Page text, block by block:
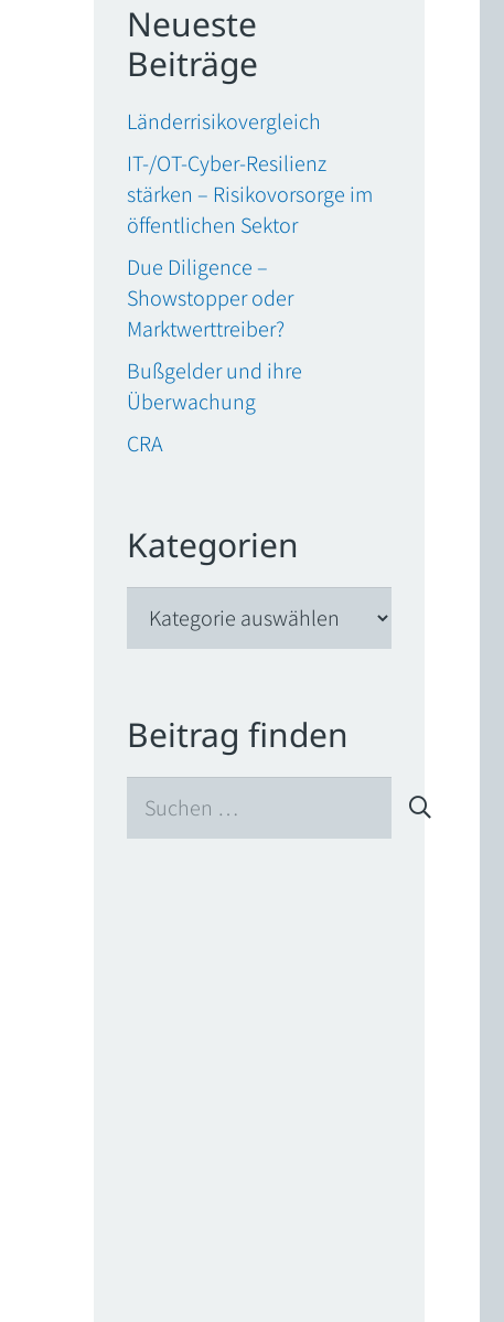
Neueste
Beiträge
Länderrisikovergleich
IT-/OT-Cyber-Resilienz
stärken – Risikovorsorge im
öffentlichen Sektor
Due Diligence –
Showstopper oder
Marktwerttreiber?
Bußgelder und ihre
Überwachung
CRA
Kategorien
Beitrag finden
nach: